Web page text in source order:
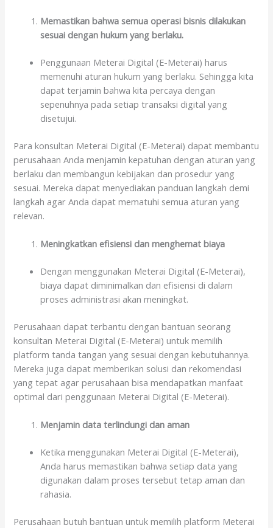
Memastikan bahwa semua operasi bisnis dilakukan
sesuai dengan hukum yang berlaku.
Penggunaan Meterai Digital (E-Meterai) harus
memenuhi aturan hukum yang berlaku. Sehingga kita
dapat terjamin bahwa kita percaya dengan
sepenuhnya pada setiap transaksi digital yang
disetujui.
Para konsultan Meterai Digital (E-Meterai) dapat membantu
perusahaan Anda menjamin kepatuhan dengan aturan yang
berlaku dan membangun kebijakan dan prosedur yang
sesuai. Mereka dapat menyediakan panduan langkah demi
langkah agar Anda dapat mematuhi semua aturan yang
relevan.
Meningkatkan efisiensi dan menghemat biaya
Dengan menggunakan Meterai Digital (E-Meterai),
biaya dapat diminimalkan dan efisiensi di dalam
proses administrasi akan meningkat.
Perusahaan dapat terbantu dengan bantuan seorang
konsultan Meterai Digital (E-Meterai) untuk memilih
platform tanda tangan yang sesuai dengan kebutuhannya.
Mereka juga dapat memberikan solusi dan rekomendasi
yang tepat agar perusahaan bisa mendapatkan manfaat
optimal dari penggunaan Meterai Digital (E-Meterai).
Menjamin data terlindungi dan aman
Ketika menggunakan Meterai Digital (E-Meterai),
Anda harus memastikan bahwa setiap data yang
digunakan dalam proses tersebut tetap aman dan
rahasia.
Perusahaan butuh bantuan untuk memilih platform Meterai